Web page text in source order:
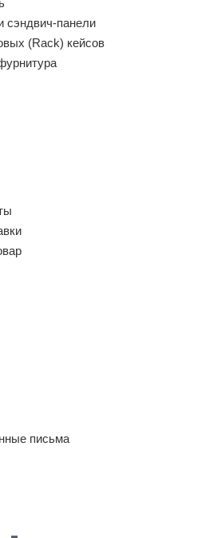
сэндвич-панели
(Rack) кейсов
письма